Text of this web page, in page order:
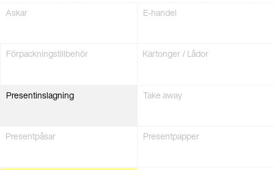
Askar
E-handel
Förpacknings­tillbehör Kartonger / Lådor
Present­inslagning Take away
Present­påsar Present­papper